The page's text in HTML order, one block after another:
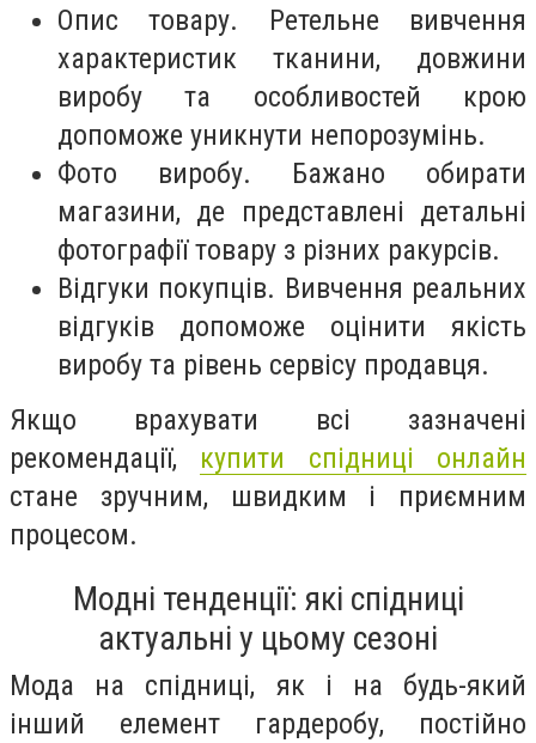
Опис товару. Ретельне вивчення
характеристик тканини, довжини
виробу та особливостей крою
допоможе уникнути непорозумінь.
Фото виробу. Бажано обирати
магазини, де представлені детальні
фотографії товару з різних ракурсів.
Відгуки покупців. Вивчення реальних
відгуків допоможе оцінити якість
виробу та рівень сервісу продавця.
Якщо врахувати всі зазначені
рекомендації, купити спідниці онлайн
стане зручним, швидким і приємним
процесом.
Модні тенденції: які спідниці
актуальні у цьому сезоні
Мода на спідниці, як і на будь-який
інший елемент гардеробу, постійно